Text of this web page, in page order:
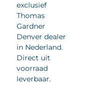
exclusief
Thomas
Gardner
Denver dealer
in Nederland.
Direct uit
voorraad
leverbaar.